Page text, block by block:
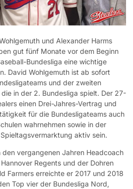
gut fünf Monate vor dem Beginn
Bundesliga eine wichtige
David Wohlgemuth ist ab sofort
und der zweiten
in der 2. Bundesliga spielt. Der 27-
einen Drei-Jahres-Vertrag und
für die Bundesligateams auch
wahrnehmen sowie in der
aktiv sein.
den vergangenen Jahren Headcoach
Regents und der Dohren
Farmers erreichte er 2017 und 2018
Top vier der Bundesliga Nord,